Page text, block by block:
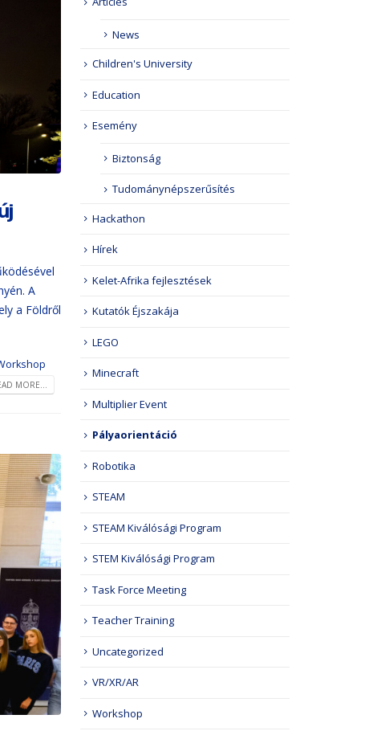
A
a Földről
MORE...
News
Children's University
Education
Esemény
Biztonság
Tudománynépszerűsítés
Hackathon
Hírek
Kelet-Afrika fejlesztések
Kutatók Éjszakája
LEGO
Minecraft
Multiplier Event
Pályaorientáció
Robotika
STEAM
STEAM Kiválósági Program
STEM Kiválósági Program
Task Force Meeting
Teacher Training
Uncategorized
VR/XR/AR
Workshop